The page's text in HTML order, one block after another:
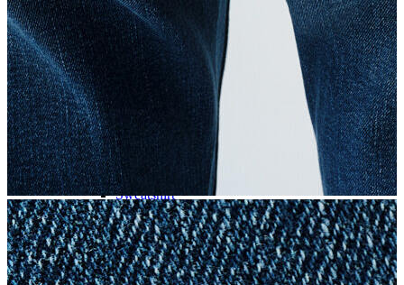
Pantolon
Gömlek
T-shirt
Polo T-shirt
Elbise
Şort
Kapri
Atlet
Top
Sweatshirt
Kazak
Yelek
Eşofman Altı
Bikini/Mayo
Tulum